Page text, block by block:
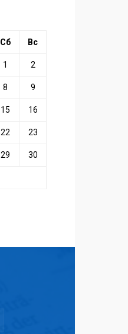
Сб Вс
1 2
8 9
15 16
22 23
29 30